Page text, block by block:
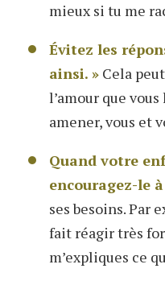
mieux si tu me
Évitez les
ainsi. » Cela
l’amour que
amener, vous et
Quand votre
encouragez-le
ses besoins. Par
fait réagir très
m’expliques ce